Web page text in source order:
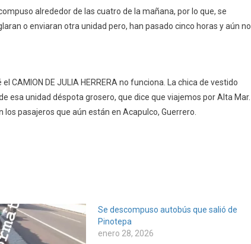
alrededor de las cuatro de la mañana, por lo que, se
o enviaran otra unidad pero, han pasado cinco horas y aún no
DE JULIA HERRERA no funciona. La chica de vestido
esa unidad déspota grosero, que dice que viajemos por Alta Mar.
los pasajeros que aún están en Acapulco, Guerrero.
Se descompuso autobús que salió de
Pinotepa
enero 28, 2026